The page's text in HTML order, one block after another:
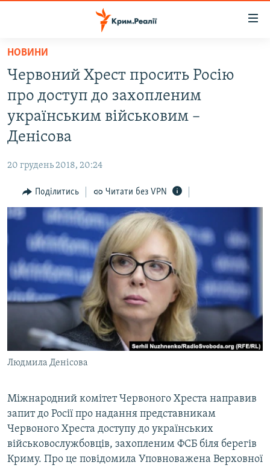
Перейти
основного
матеріалу
Перейти
до
основної
Перейти
пошуку
ВОДА.КРИМ
ВІДЕО ТА ФОТО
ПОЛІТИКА
ПОГЛЯД
ІНТЕРВ'Ю
ВСЕ ЗА ДЕНЬ
СПЕЦПРОЕКТИ
ДЕПОРТАЦІЯ
ВІДЕОУРОКИ «ELIFBE»
СВІДЧЕННЯ ОКУПАЦІЇ
УКРАЇНСЬКА ПРОБЛЕМА КРИМУ
ІНФОГРАФІКА
ЯК ОБІЙТИ БЛОКУВАННЯ
Русский
ДОЛУЧАЙСЯ!
Усі сайти RFE/RL
НОВИНИ
Червоний Хрест просить Росію
про доступ до захопленим
українським військовим –
Денісова
20 грудень 2018, 20:24
Поділитись Читати без VPN
Людмила Денісова
Міжнародний комітет Червоного Хреста направив
запит до Росії про надання представникам
Червоного Хреста доступу до українських
військовослужбовців, захопленим ФСБ біля берегів
Криму. Про це повідомила Уповноважена Верховної